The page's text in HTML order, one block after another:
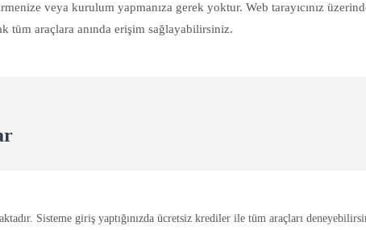
veya kurulum yapmanıza gerek yoktur. Web tarayıcınız
tüm araçlara anında erişim sağlayabilirsiniz.
Sisteme giriş yaptığınızda ücretsiz krediler ile tüm araçları